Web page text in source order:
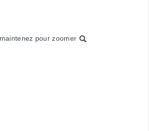
pour zoomer